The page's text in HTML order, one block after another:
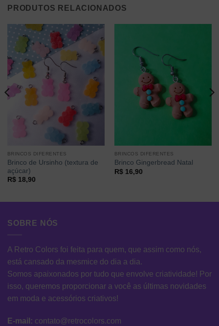
PRODUTOS RELACIONADOS
BRINCOS DIFERENTES
Brinco de Ursinho (textura de
açúcar)
R$18,90
BRINCOS DIFERENTES
Brinco Gingerbread Natal
R$16,90
SOBRE NÓS
A Retro Colors foi feita para quem, que assim como nós,
está cansado da mesmice do dia a dia.
Somos apaixonados por tudo que envolve criatividade! Por
isso, queremos proporcionar a você as últimas novidades
em moda e acessórios criativos!
E-mail: contato@retrocolors.com